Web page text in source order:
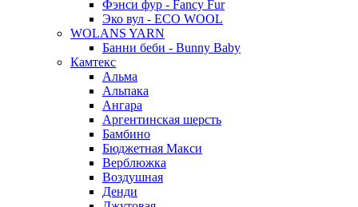
Фэнси фур - Fancy Fur
Эко вул - ECO WOOL
WOLANS YARN
Банни беби - Bunny Baby
Камтекс
Альма
Альпака
Ангара
Аргентинская шерсть
Бамбино
Бюджетная Макси
Верблюжка
Воздушная
Денди